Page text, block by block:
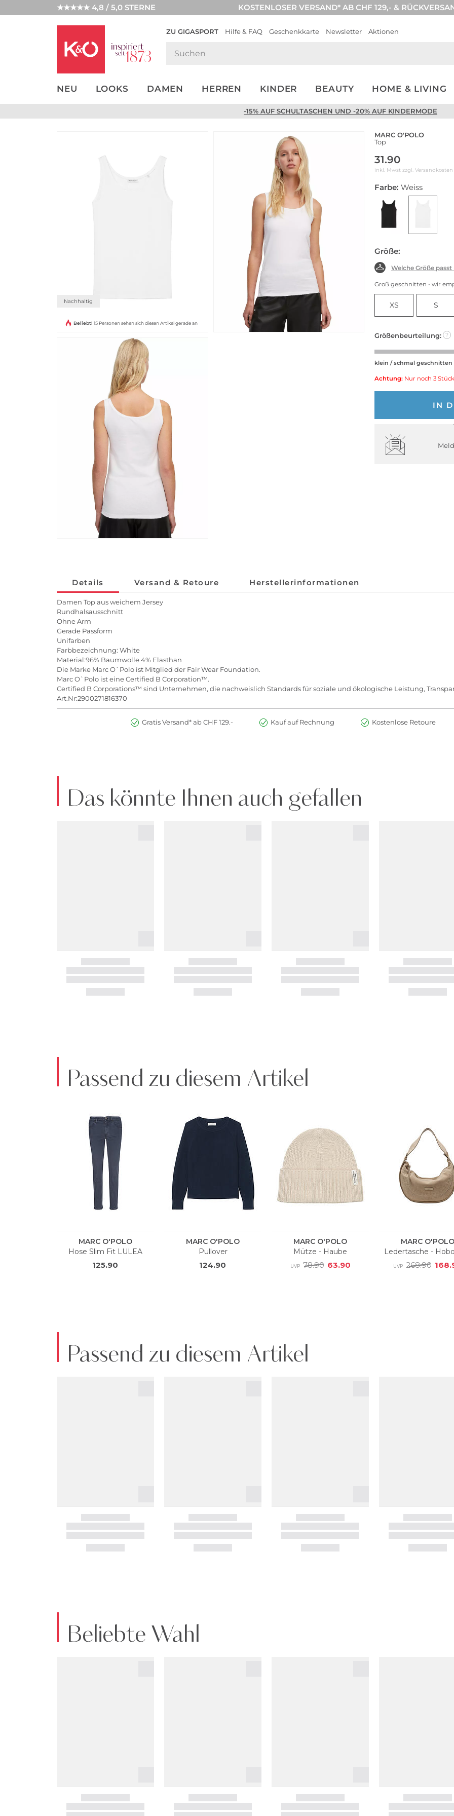
★★★★★ 4,8 / 5,0 STERNE KOSTENLOSER VERSAND* AB CHF 129,- &
ZU GIGASPORT Hilfe & FAQ Geschenkkarte Newsletter Aktionen
NEU LOOKS DAMEN HERREN KINDER BEAUTY HOME & LIVING
NEW IN
WEDDING
-15% AUF SCHULTASCHEN UND -20% AUF KINDERMODE
Nachhaltig
Beliebt! 15 Personen sehen sich diesen Artikel gerade an
MARC O'POLO
Top
31.90
inkl. Mwst zzgl. Versandkosten
Farbe: Weiss
Größe:
Welche Größe passt
Groß geschnitten - wir
XS S
Größenbeurteilung: ?
klein / schmal geschnitten
Achtung: Nur noch 3
IN
Details Versand & Retoure Herstellerinformationen
Damen Top aus weichem Jersey
Rundhalsausschnitt
Ohne Arm
Gerade Passform
Unifarben
Farbbezeichnung: White
Material:96% Baumwolle 4% Elasthan
Die Marke Marc O`Polo ist Mitglied der Fair Wear Foundation.
Marc O`Polo ist eine Certified B Corporation™.
Certified B Corporations™ sind Unternehmen, die nachweislich Standards für soziale und ökologische Leistung,
Art.Nr:2900271816370
Gratis Versand* ab CHF 129.- Kauf auf Rechnung Kostenlose Retoure
Das könnte Ihnen auch gefallen
Passend zu diesem Artikel
Passend zu diesem Artikel
Beliebte Wahl